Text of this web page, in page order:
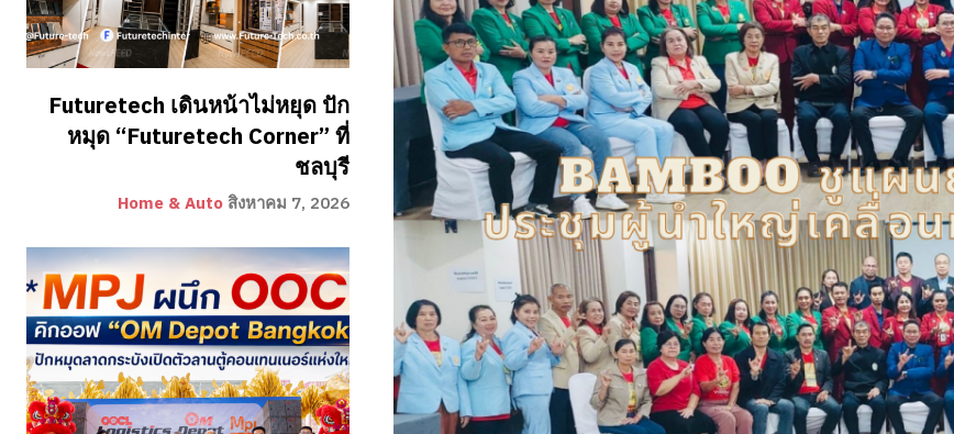
Futuretech เดินหน้าไม่หยุด ปัก
หมุด “Futuretech Corner” ที่
ชลบุรี
Home & Auto สิงหาคม 7, 2026